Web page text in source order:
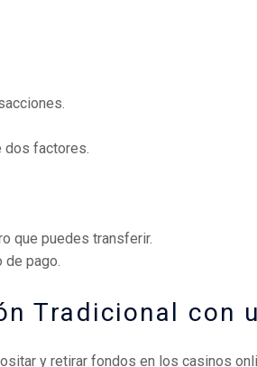
dos factores.
que puedes transferir.
pago.
Tradicional con
y retirar fondos en los casinos